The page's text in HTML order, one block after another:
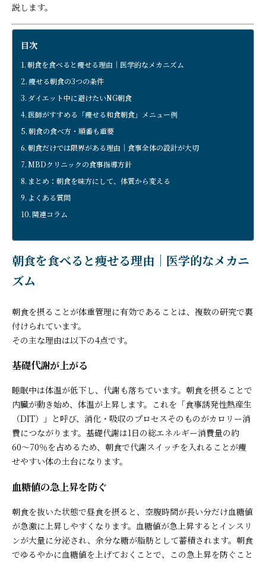
説します。
目次
朝食を食べると痩せる理由｜医学的なメカニズム
痩せる朝食の3つの条件
ダイエット中に避けたいNG朝食
医師がすすめる「痩せる和食朝食」メニュー例
朝食の食べ方・順番も重要
朝食だけでは限界がある理由｜食事全体の設計が大切
MBDクリニックの食事指導方針
まとめ：朝食を味方にして、体質から変える
よくある質問
関連コラム
朝食を食べると痩せる理由｜医学的なメカニ
ズム
朝食を摂ることが体重管理に有効であることは、複数の研究で裏
付けられています。
その主な理由は以下の4点です。
基礎代謝が上がる
睡眠中は体温が低下し、代謝も落ちています。朝食を摂ることで
内臓が動き始め、体温が上昇します。これを「食事誘発性熱産生
（DIT）」と呼び、消化・吸収のプロセスそのものがカロリー消
費につながります。基礎代謝は1日の総エネルギー消費量の約
60〜70％を占めるため、朝食で代謝スイッチを入れることが痩
せやすい体の土台になります。
血糖値の急上昇を防ぐ
朝食を抜いた状態で昼食を摂ると、空腹時間が長い分だけ血糖値
が急激に上昇しやすくなります。血糖値が急上昇するとインスリ
ンが大量に分泌され、余分な糖が脂肪として蓄積されます。朝食
でゆるやかに血糖値を上げておくことで、この急上昇を防ぐこと